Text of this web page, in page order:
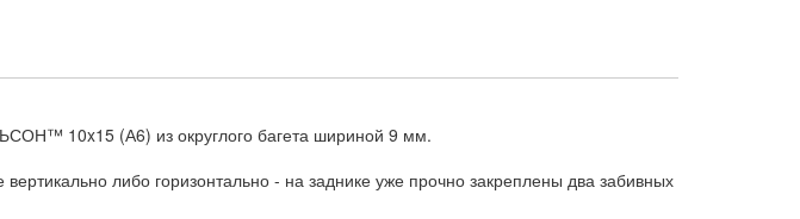
10x15 (А6) из округлого багета шириной 9 мм.
либо горизонтально - на заднике уже прочно закреплены два забивных